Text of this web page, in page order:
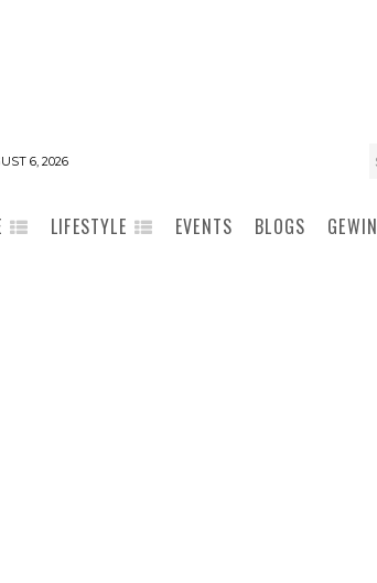
6, 2026
LIFESTYLE EVENTS BLOGS